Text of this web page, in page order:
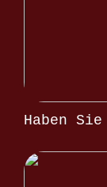
Haben